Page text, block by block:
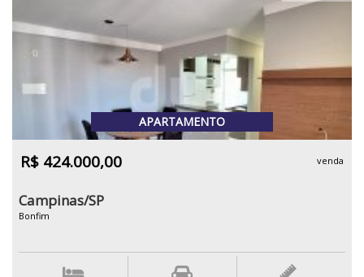
APARTAMENTO
R$ 424.000,00 venda
Campinas/SP
Bonfim